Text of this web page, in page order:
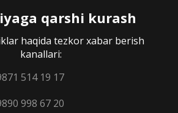
qarshi kurash
haqida tezkor xabar berish
kanallari:
514 19 17
998 67 20